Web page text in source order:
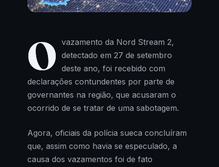
O vazamento da Nord Stream 2,
detectado em 27 de setembro
deste ano, foi recebido com
declarações contundentes por parte de
governantes na região, que acusaram o
ocorrido de se tratar de uma sabotagem.
Agora, oficiais da polícia sueca concluíram
que, assim como havia se especulado, a
causa dos vazamentos foi de fato